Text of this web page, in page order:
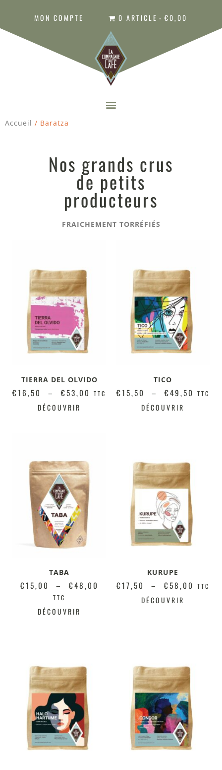
MON COMPTE 0 ARTICLE €0,00
Accueil / Baratza
Nos grands crus
de petits
producteurs
FRAICHEMENT TORRÉFIÉS
TIERRA DEL OLVIDO
€16,50 – €53,00 TTC
DÉCOUVRIR
TICO
€15,50 – €49,50 TTC
DÉCOUVRIR
TABA
€15,00 – €48,00
TTC
DÉCOUVRIR
KURUPE
€17,50 – €58,00 TTC
DÉCOUVRIR